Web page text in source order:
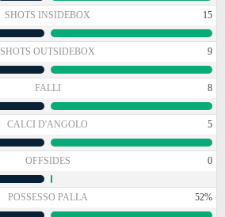
SHOTS INSIDEBOX 15
SHOTS OUTSIDEBOX 9
FALLI 8
CALCI D'ANGOLO 5
OFFSIDES 0
POSSESSO PALLA 52%